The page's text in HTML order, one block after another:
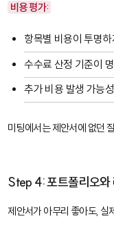
비용 평가:
항목별 비용이 투명
수수료 산정 기준이
추가 비용 발생 가능
미팅에서는 제안서에 없던
Step 4: 포트폴리오
제안서가 아무리 좋아도, 실